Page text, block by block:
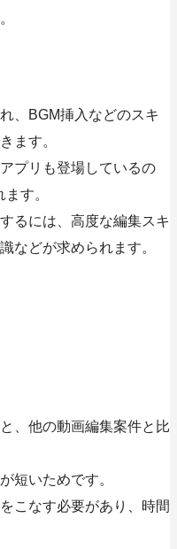
、BGM挿入などのスキ
ます。
プリも登場しているの
す。
るには、高度な編集スキ
などが求められます。
、他の動画編集案件と比
短いためです。
こなす必要があり、時間